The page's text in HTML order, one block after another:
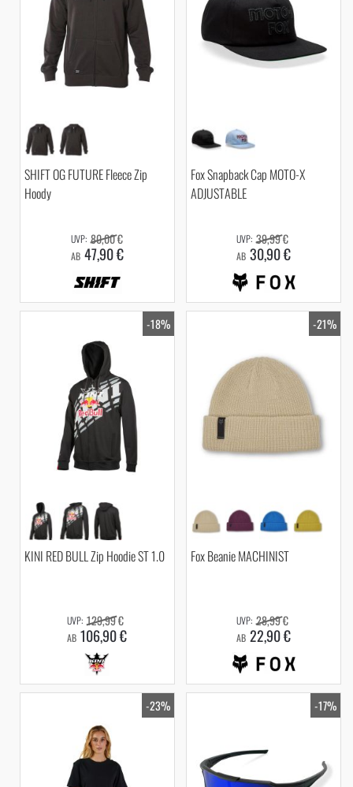
SHIFT OG FUTURE Fleece Zip
Hoody
AB 47,90 €
80,00 €
Fox Snapback Cap MOTO-X
ADJUSTABLE
AB 30,90 €
39,99 €
-18%
KINI RED BULL Zip Hoodie ST 1.0
AB 106,90 €
129,99 €
-21%
Fox Beanie MACHINIST
AB 22,90 €
28,99 €
-23% -17%